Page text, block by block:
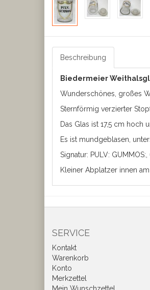
Beschreibung
Biedermeier
Wunderschönes, großes
Sternförmig verzierter
Das Glas ist 17,5 cm hoch
Es ist mundgeblasen,
Signatur: PULV:
Kleiner Abplatzer innen
SERVICE
Kontakt
Warenkorb
Konto
Merkzettel